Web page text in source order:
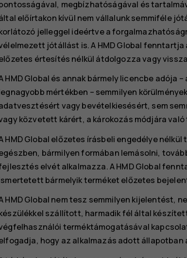
megbízhatóságával és
előírtakon kívül nem vállalunk semmiféle
jelleggel ideértve a
jótállást is. A HMD Global
értesítés nélkül átdolgozza vagy
HMD Global és annak bármely licencbe
mértékben – semmilyen
vagy bevételkiesésért, sem
közvetett kárért, a károkozás módjára
HMD Global előzetes írásbeli engedélye
bármilyen formában lemásolni,
elvét alkalmazza. A HMD Global
bármelyik terméket előzetes
HMD Global nem tesz semmilyen kijelentést,
szállított, harmadik fél által
terméktámogatásával
hogy az alkalmazás adott állapotban